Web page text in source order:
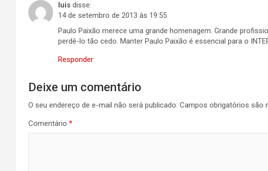
luis disse:
14 de setembro de 2013 às 19:55
Paulo Paixão merece uma grande homenagem. Grande
perdê-lo tão cedo. Manter Paulo Paixão é essencial para o
Responder
Deixe um comentário
O seu endereço de e-mail não será publicado. Campos obrigatórios são
Comentário *